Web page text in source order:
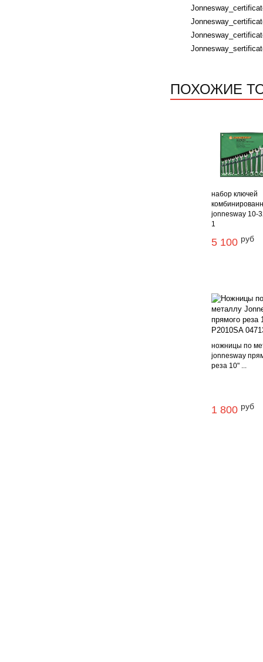
ПОХОЖИЕ
набор ключей
jonnesway 10-
1
5 100 руб
ножницы по
jonnesway
реза 10" ...
1 800 руб